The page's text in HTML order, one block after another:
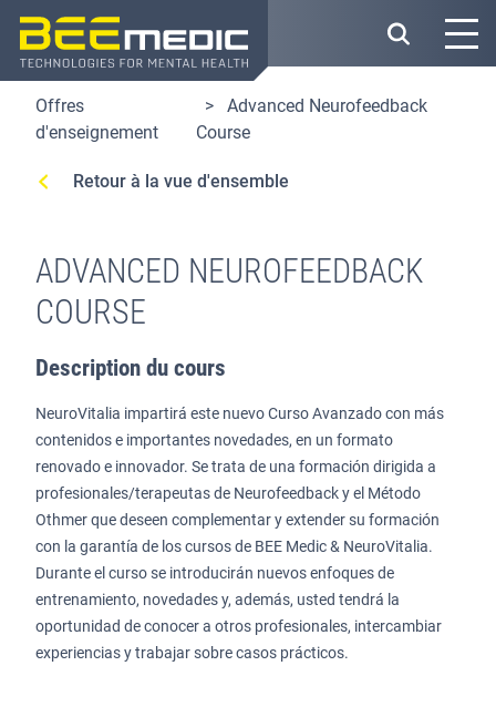
Skip
main
Offres
d'enseignement
Advanced Neurofeedback
Course
Retour à la vue d'ensemble
ADVANCED NEUROFEEDBACK
COURSE
Description du cours
NeuroVitalia impartirá este nuevo Curso Avanzado con más
contenidos e importantes novedades, en un formato
renovado e innovador. Se trata de una formación dirigida a
profesionales/terapeutas de Neurofeedback y el Método
Othmer que deseen complementar y extender su formación
con la garantía de los cursos de BEE Medic & NeuroVitalia.
Durante el curso se introducirán nuevos enfoques de
entrenamiento, novedades y, además, usted tendrá la
oportunidad de conocer a otros profesionales, intercambiar
experiencias y trabajar sobre casos prácticos.